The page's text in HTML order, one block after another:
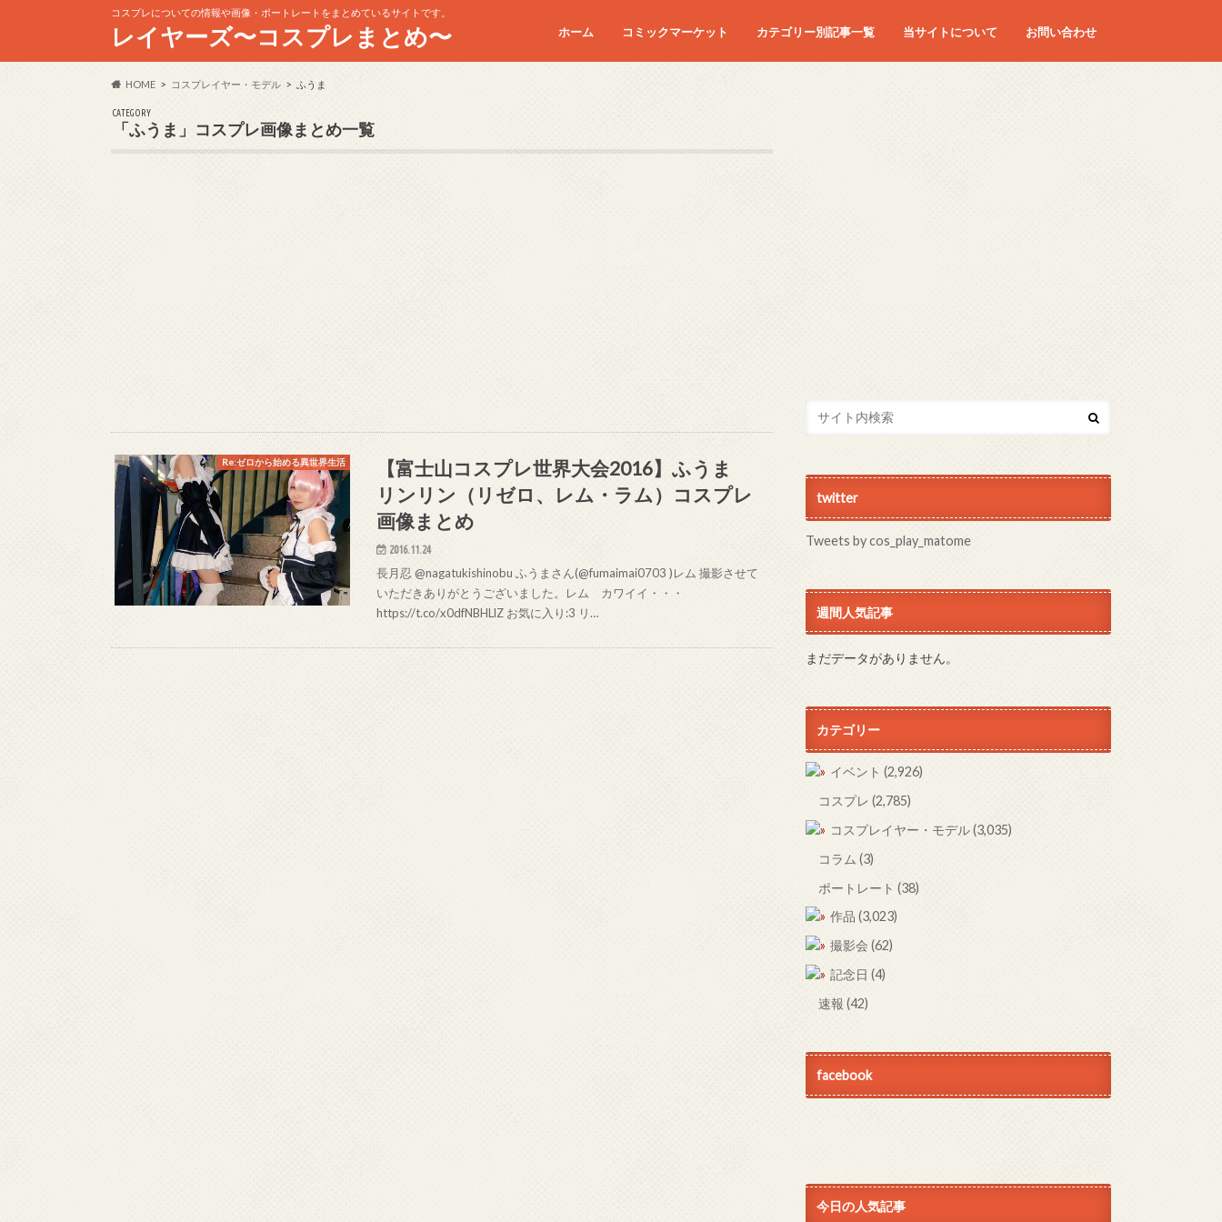
コスプレについての情報や画像・ポートレートをまとめているサイトです。
レイヤーズ〜コスプレまとめ〜 ホーム コミックマーケット
コミケC90
コミケC91
コミケC92
コミケC93
コミケC94
コミケC95
カテゴリー別記事一覧 当サイトについて お問い合わせ
HOME コスプレイヤー・モデル ふうま
CATEGORY
「ふうま」コスプレ画像まとめ一覧
Re:ゼロから始める異世界生活
【富士山コスプレ世界大会2016】ふうま
リンリン（リゼロ、レム・ラム）コスプレ
画像まとめ
2016.11.24
長月忍 @nagatukishinobu ふうまさん(@fumaimai0703 )レム 撮影させて
いただきありがとうございました。レム カワイイ・・・
https://t.co/x0dfNBHLlZ お気に入り:3 リ…
twitter
Tweets by cos_play_matome
週間人気記事
まだデータがありません。
カテゴリー
イベント (2,926)
コスプレ (2,785)
コスプレイヤー・モデル(3,035)
コラム (3)
ポートレート (38)
作品 (3,023)
撮影会 (62)
記念日 (4)
速報 (42)
facebook
今日の人気記事